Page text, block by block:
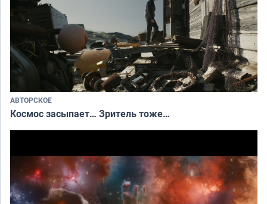
АВТОРСКОЕ
Космос засыпает… Зритель тоже…